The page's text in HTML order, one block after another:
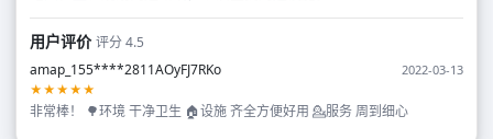
用户评价评分 4.5
amap_155****2811AOyFJ7RKo
2022-03-13
★★★★★
非常棒！ 🌳环境 干净卫生 🏠设施 齐全方便好用 💁服务 周到细心